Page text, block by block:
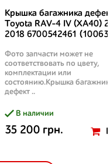
Крышка багажника
Toyota RAV-4 IV (XA40)
2018 6700542461
Фото запчасти может не
соответствовать по цвету,
комплектации или
состоянию.Крышка
дефект ..
В наличии
35 200 грн.